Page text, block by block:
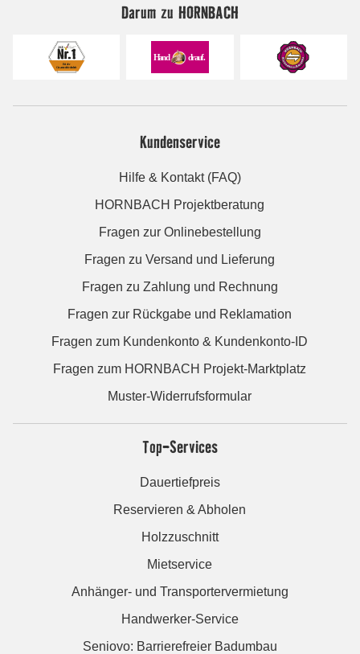
Darum zu HORNBACH
Kundenservice
Hilfe & Kontakt (FAQ)
HORNBACH Projektberatung
Fragen zur Onlinebestellung
Fragen zu Versand und Lieferung
Fragen zu Zahlung und Rechnung
Fragen zur Rückgabe und Reklamation
Fragen zum Kundenkonto & Kundenkonto-ID
Fragen zum HORNBACH Projekt-Marktplatz
Muster-Widerrufsformular
Top-Services
Dauertiefpreis
Reservieren & Abholen
Holzzuschnitt
Mietservice
Anhänger- und Transportervermietung
Handwerker-Service
Seniovo: Barrierefreier Badumbau